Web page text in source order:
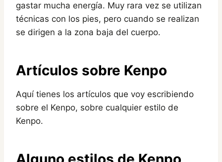
gastar mucha energía. Muy rara vez se utilizan
técnicas con los pies, pero cuando se realizan
se dirigen a la zona baja del cuerpo.
Artículos sobre Kenpo
Aquí tienes los artículos que voy escribiendo
sobre el Kenpo, sobre cualquier estilo de
Kenpo.